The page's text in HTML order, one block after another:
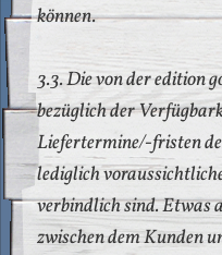
können.
3.3. Die von der edition
bezüglich der
Liefertermine/-fristen
lediglich
verbindlich sind. Etwas
zwischen dem Kunden